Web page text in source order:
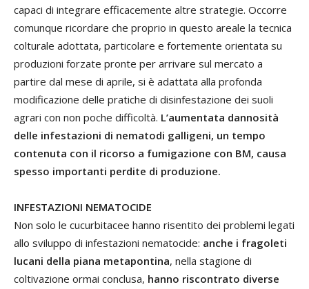
capaci di integrare efficacemente altre strategie. Occorre
comunque ricordare che proprio in questo areale la tecnica
colturale adottata, particolare e fortemente orientata su
produzioni forzate pronte per arrivare sul mercato a
partire dal mese di aprile, si è adattata alla profonda
modificazione delle pratiche di disinfestazione dei suoli
agrari con non poche difficoltà. L’aumentata dannosità
delle infestazioni di nematodi galligeni, un tempo
contenuta con il ricorso a fumigazione con BM, causa
spesso importanti perdite di produzione.
INFESTAZIONI NEMATOCIDE
Non solo le cucurbitacee hanno risentito dei problemi legati
allo sviluppo di infestazioni nematocide: anche i fragoleti
lucani della piana metapontina, nella stagione di
coltivazione ormai conclusa, hanno riscontrato diverse